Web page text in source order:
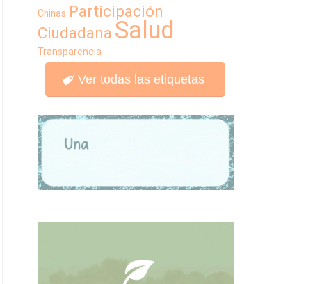
Chinas Participación
Ciudadana Salud
Transparencia
Ver todas las etiquetas